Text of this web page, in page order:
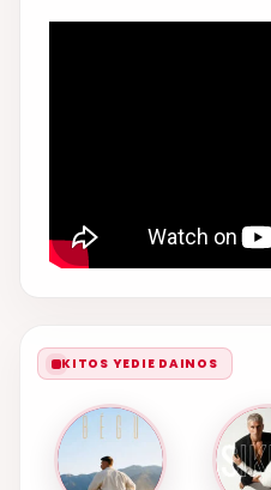
KITOS YEDIE DAINOS